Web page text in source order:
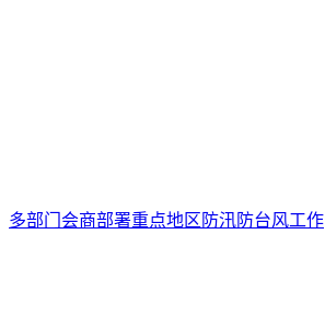
多部门会商部署重点地区防汛防台风工作